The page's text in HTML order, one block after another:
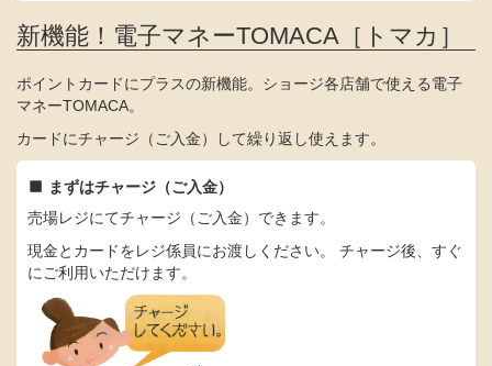
新機能！電子マネーTOMACA［トマカ］
ポイントカードにプラスの新機能。ショージ各店舗で使える電子
マネーTOMACA。
カードにチャージ（ご入金）して繰り返し使えます。
まずはチャージ（ご入金）
売場レジにてチャージ（ご入金）できます。
現金とカードをレジ係員にお渡しください。 チャージ後、すぐ
にご利用いただけます。